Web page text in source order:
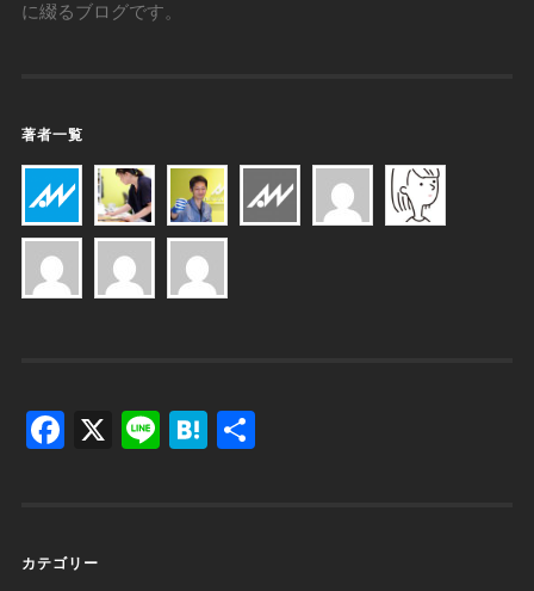
に綴るブログです。
著者一覧
Facebook
X LineHatena
カテゴリー